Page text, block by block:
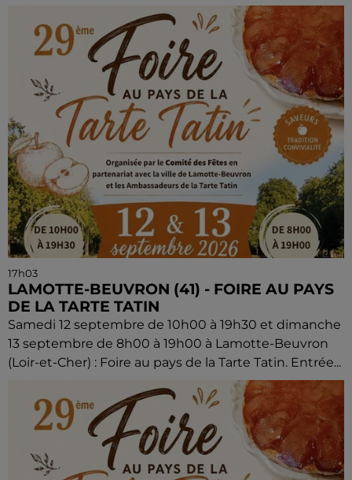
17h03
LAMOTTE-BEUVRON (41) - FOIRE AU PAYS
DE LA TARTE TATIN
Samedi 12 septembre de 10h00 à 19h30 et dimanche
13 septembre de 8h00 à 19h00 à Lamotte-Beuvron
(Loir-et-Cher) : Foire au pays de la Tarte Tatin. Entrée...